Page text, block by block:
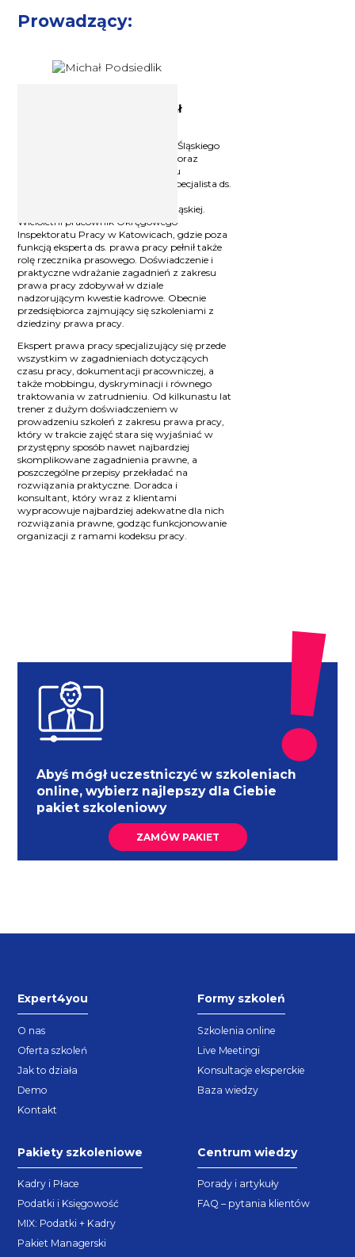
Prowadzący:
Ekspert prawa pracy Michał
Prawnik, Absolwent Uniwersytetu Śląskiego
na Wydziale Prawa i Administracji oraz
studiów podyplomowych z zakresu
zarządzania zasobami ludzkimi. Specjalista ds.
podyplomowych na Politechnice Śląskiej.
Wieloletni pracownik Okręgowego
Inspektoratu Pracy w Katowicach, gdzie poza
funkcją eksperta ds. prawa pracy pełnił także
rolę rzecznika prasowego. Doświadczenie i
praktyczne wdrażanie zagadnień z zakresu
prawa pracy zdobywał w dziale
nadzorującym kwestie kadrowe. Obecnie
przedsiębiorca zajmujący się szkoleniami z
dziedziny prawa pracy.
Ekspert prawa pracy specjalizujący się przede
wszystkim w zagadnieniach dotyczących
czasu pracy, dokumentacji pracowniczej, a
także mobbingu, dyskryminacji i równego
traktowania w zatrudnieniu. Od kilkunastu lat
trener z dużym doświadczeniem w
prowadzeniu szkoleń z zakresu prawa pracy,
który w trakcie zajęć stara się wyjaśniać w
przystępny sposób nawet najbardziej
skomplikowane zagadnienia prawne, a
poszczególne przepisy przekładać na
rozwiązania praktyczne. Doradca i
konsultant, który wraz z klientami
wypracowuje najbardziej adekwatne dla nich
rozwiązania prawne, godząc funkcjonowanie
organizacji z ramami kodeksu pracy.
Abyś mógł uczestniczyć w szkoleniach
online, wybierz najlepszy dla Ciebie
pakiet szkoleniowy
ZAMÓW PAKIET
Expert4you
O nas
Oferta szkoleń
Jak to działa
Demo
Kontakt
Formy szkoleń
Szkolenia online
Live Meetingi
Konsultacje eksperckie
Baza wiedzy
Pakiety szkoleniowe
Kadry i Płace
Podatki i Księgowość
MIX: Podatki + Kadry
Pakiet Managerski
Centrum wiedzy
Porady i artykuły
FAQ – pytania klientów